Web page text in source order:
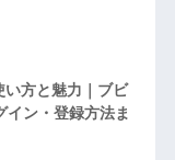
い方と魅力｜ブビ
イン・登録方法ま